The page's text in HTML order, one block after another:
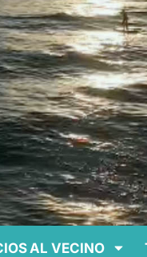
AL VECINO